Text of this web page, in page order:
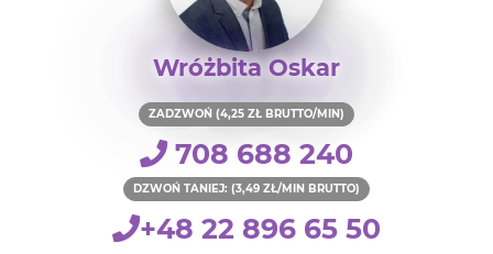
Wróżbita Oskar
ZADZWOŃ (4,25 ZŁ BRUTTO/MIN)
708 688 240
DZWOŃ TANIEJ: (3,49 ZŁ/MIN BRUTTO)
+48 22 896 65 50